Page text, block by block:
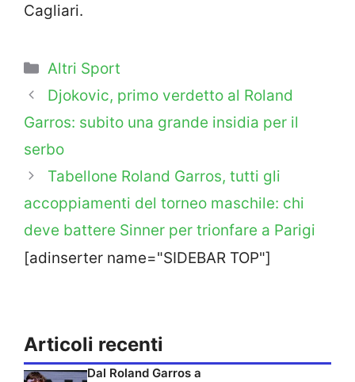
Cagliari.
Categorie
Altri Sport
Djokovic, primo verdetto al Roland
Garros: subito una grande insidia per il
serbo
Tabellone Roland Garros, tutti gli
accoppiamenti del torneo maschile: chi
deve battere Sinner per trionfare a Parigi
[adinserter name="SIDEBAR TOP"]
Articoli recenti
Dal Roland Garros a